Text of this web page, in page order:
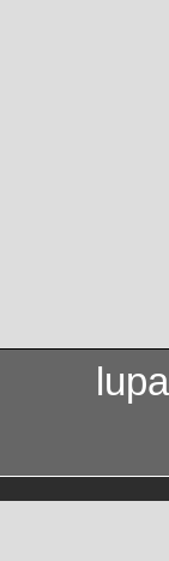
lupa